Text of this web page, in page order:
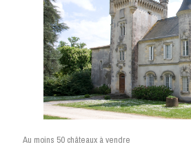
Au moins 50 châteaux à vendre